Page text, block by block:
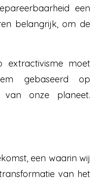
een
belangrijk, om de
extractivisme moet
gebaseerd op
van onze planeet.
een waarin wij
van het